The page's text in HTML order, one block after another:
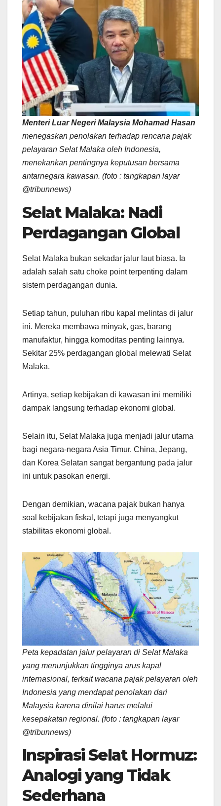
Menteri Luar Negeri Malaysia Mohamad Hasan
menegaskan penolakan terhadap rencana pajak
pelayaran Selat Malaka oleh Indonesia,
menekankan pentingnya keputusan bersama
antarnegara kawasan. (foto : tangkapan layar
@tribunnews)
Selat Malaka: Nadi
Perdagangan Global
Selat Malaka bukan sekadar jalur laut biasa. Ia
adalah salah satu choke point terpenting dalam
sistem perdagangan dunia.
Setiap tahun, puluhan ribu kapal melintas di jalur
ini. Mereka membawa minyak, gas, barang
manufaktur, hingga komoditas penting lainnya.
Sekitar 25% perdagangan global melewati Selat
Malaka.
Artinya, setiap kebijakan di kawasan ini memiliki
dampak langsung terhadap ekonomi global.
Selain itu, Selat Malaka juga menjadi jalur utama
bagi negara-negara Asia Timur. China, Jepang,
dan Korea Selatan sangat bergantung pada jalur
ini untuk pasokan energi.
Dengan demikian, wacana pajak bukan hanya
soal kebijakan fiskal, tetapi juga menyangkut
stabilitas ekonomi global.
Peta kepadatan jalur pelayaran di Selat Malaka
yang menunjukkan tingginya arus kapal
internasional, terkait wacana pajak pelayaran oleh
Indonesia yang mendapat penolakan dari
Malaysia karena dinilai harus melalui
kesepakatan regional. (foto : tangkapan layar
@tribunnews)
Inspirasi Selat Hormuz:
Analogi yang Tidak
Sederhana